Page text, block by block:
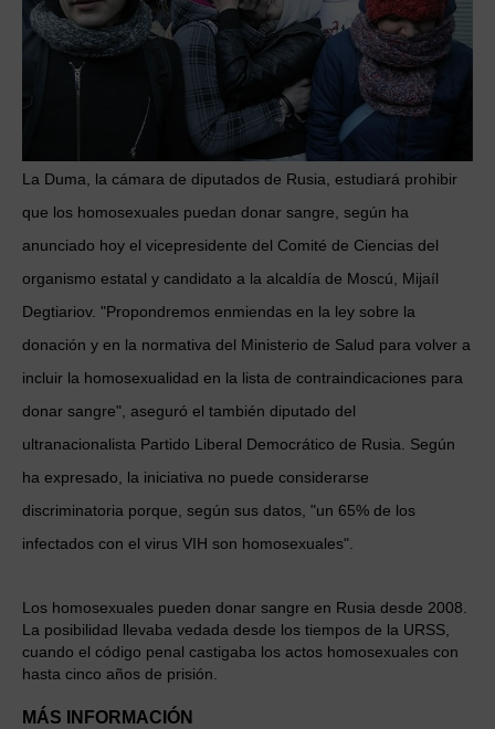
La Duma, la cámara de diputados de Rusia, estudiará prohibir
que los homosexuales puedan donar sangre, según ha
anunciado hoy el vicepresidente del Comité de Ciencias del
organismo estatal y candidato a la alcaldía de Moscú, Mijaíl
Degtiariov. "Propondremos enmiendas en la ley sobre la
donación y en la normativa del Ministerio de Salud para volver a
incluir la homosexualidad en la lista de contraindicaciones para
donar sangre", aseguró el también diputado del
ultranacionalista Partido Liberal Democrático de Rusia. Según
ha expresado, la iniciativa no puede considerarse
discriminatoria porque, según sus datos, "un 65% de los
infectados con el virus VIH son homosexuales".
Los homosexuales pueden donar sangre en Rusia desde 2008.
La posibilidad llevaba vedada desde los tiempos de la URSS,
cuando el código penal castigaba los actos homosexuales con
hasta cinco años de prisión.
MÁS INFORMACIÓN